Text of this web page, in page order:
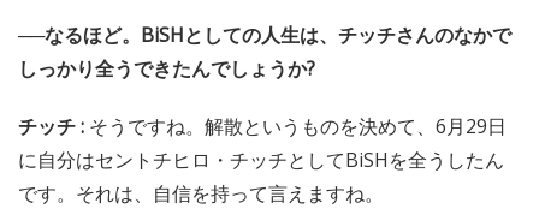
──なるほど。BiSHとしての人生は、チッチさんのなかで
しっかり全うできたんでしょうか?
チッチ : そうですね。解散というものを決めて、6月29日
に自分はセントチヒロ・チッチとしてBiSHを全うしたん
です。それは、自信を持って言えますね。